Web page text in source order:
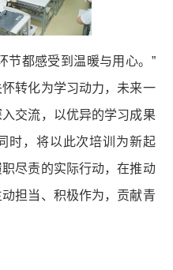
节都感受到温暖与用心。”
转化为学习动力，未来一
交流，以优异的学习成果
时，将以此次培训为新起
尽责的实际行动，在推动
担当、积极作为，贡献青